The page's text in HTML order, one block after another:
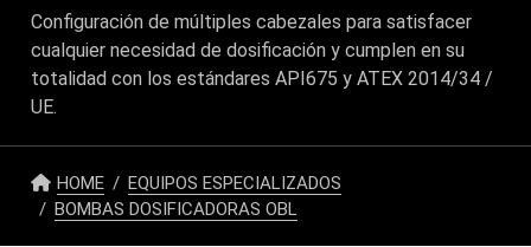
Configuración de múltiples cabezales para satisfacer
cualquier necesidad de dosificación y cumplen en su
totalidad con los estándares API675 y ATEX 2014/34 /
UE.
HOME
EQUIPOS ESPECIALIZADOS
BOMBAS DOSIFICADORAS OBL